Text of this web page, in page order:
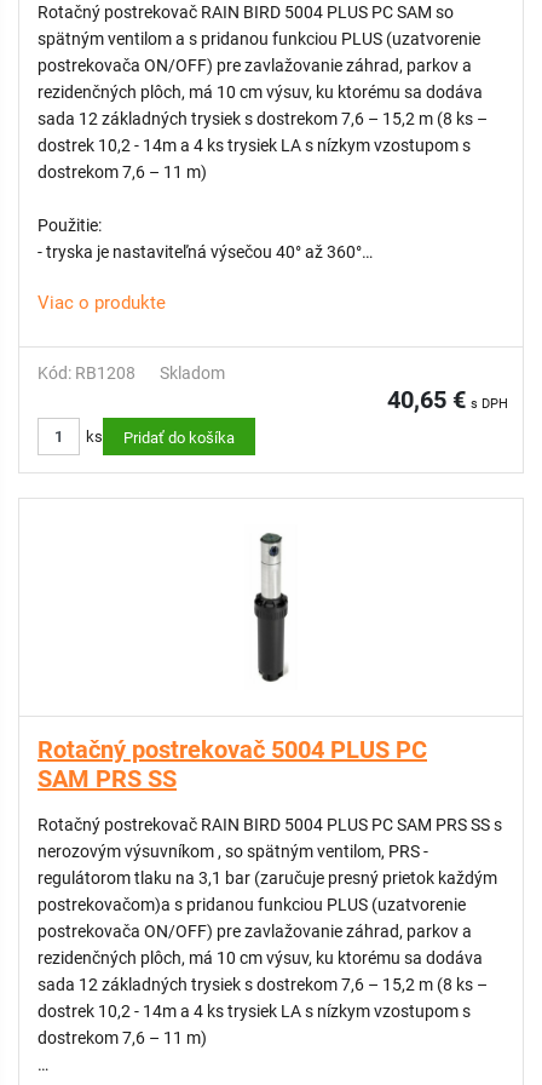
Rotačný postrekovač RAIN BIRD 5004 PLUS PC SAM so
spätným ventilom a s pridanou funkciou PLUS (uzatvorenie
postrekovača ON/OFF) pre zavlažovanie záhrad, parkov a
rezidenčných plôch, má 10 cm výsuv, ku ktorému sa dodáva
sada 12 základných trysiek s dostrekom 7,6 – 15,2 m (8 ks –
dostrek 10,2 - 14m a 4 ks trysiek LA s nízkym vzostupom s
dostrekom 7,6 – 11 m)
Použitie:
- tryska je nastaviteľná výsečou 40° až 360°
- pre uľahčenie kombinovania postrekovačov s rôznou
celom okruhu
- pre aplikáciu postrekovačov v svahovitom teréne sú tieto
telesá doplnené o spätný ventil SAM, ktorý zabráni vytekaniu
Viac o produkte
Kód: RB1208 Skladom
40,65 € s DPH
ks Pridať do košíka
Rotačný postrekovač 5004 PLUS PC
SAM PRS SS
Rotačný postrekovač RAIN BIRD 5004 PLUS PC SAM PRS SS s
nerozovým výsuvníkom , so spätným ventilom, PRS -
regulátorom tlaku na 3,1 bar (zaručuje presný prietok každým
postrekovačom)a s pridanou funkciou PLUS (uzatvorenie
postrekovača ON/OFF) pre zavlažovanie záhrad, parkov a
rezidenčných plôch, má 10 cm výsuv, ku ktorému sa dodáva
sada 12 základných trysiek s dostrekom 7,6 – 15,2 m (8 ks –
dostrek 10,2 - 14m a 4 ks trysiek LA s nízkym vzostupom s
dostrekom 7,6 – 11 m)